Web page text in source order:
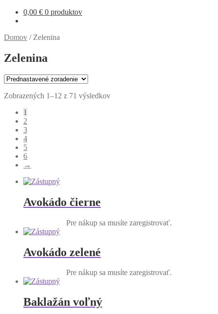
0,00 € 0 produktov
Domov / Zelenina
Zelenina
Zobrazených 1–12 z 71 výsledkov
1
2
3
4
5
6
→
Avokádo čierne
Pre nákup sa musíte zaregistrovať.
Avokádo zelené
Pre nákup sa musíte zaregistrovať.
Baklažán voľný